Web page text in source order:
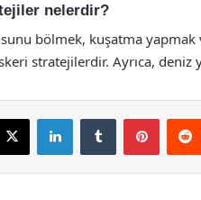
nelerdir?
bölmek, kuşatma yapmak
stratejilerdir. Ayrıca, deniz
X LinkedInTumblr